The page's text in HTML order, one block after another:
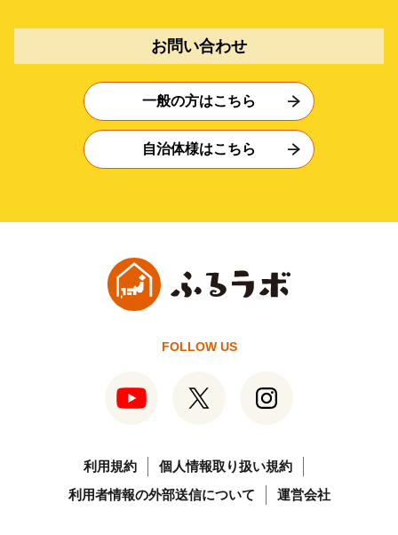
お問い合わせ
一般の方はこちら
自治体様はこちら
FOLLOW US
利用規約
個人情報取り扱い規約
利用者情報の外部送信について
運営会社